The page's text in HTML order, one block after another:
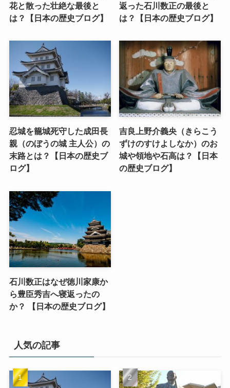
花と散った壮絶な最後と
は？【日本の歴史ブログ】
返った石川数正の最後と
は？【日本の歴史ブログ】
忍城を籠城死守した成田長
親（のぼうの城 主人公）の
末路とは？【日本の歴史ブ
ログ】
吉良上野介義央（きらこう
ずけのすけよしなか）のお
城や領地や石高は？【日本
の歴史ブログ】
石川数正はなぜ徳川家康か
ら豊臣秀吉へ寝返ったの
か？ 【日本の歴史ブログ】
人気の記事